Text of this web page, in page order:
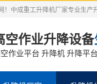
中成重工升降机厂家专业生
空作业升降设备
作业平台 升降机 升降平台